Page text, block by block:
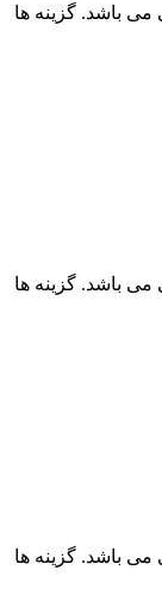
می باشد. گزینه ها
می باشد. گزینه ها
می باشد. گزینه ها